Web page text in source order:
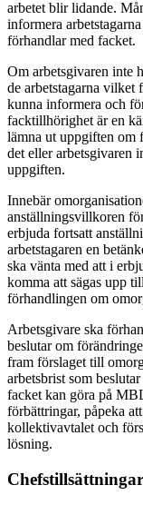
arbetet blir lidande.
informera
förhandlar med facket.
Om arbetsgivaren inte
de arbetstagarna vilket
kunna informera och
facktillhörighet är en
lämna ut uppgiften om
det eller arbetsgivaren
uppgiften.
Innebär
anställningsvillkoren
erbjuda fortsatt
arbetstagaren en
ska vänta med att i
komma att sägas upp
förhandlingen om
Arbetsgivare ska
beslutar om
fram förslaget till
arbetsbrist som
facket kan göra på
förbättringar, påpeka
kollektivavtalet och
lösning.
Chefstillsättningar